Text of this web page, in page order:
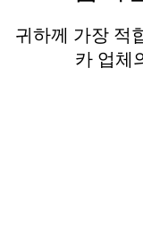
귀하께 가장 적
카 업체